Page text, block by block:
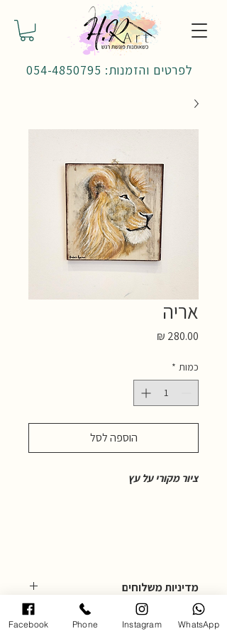
לפרטים והזמנות: 054-4850795
אריה
כמות *
הוספה לסל
ציור מקורי על עץ
מדיניות משלוחים
המחיר כולל דמי משלוח.
ניתן גם לאסוף עצמאית מהגלרייה ברעננה,Facebook Phone Instagram WhatsApp